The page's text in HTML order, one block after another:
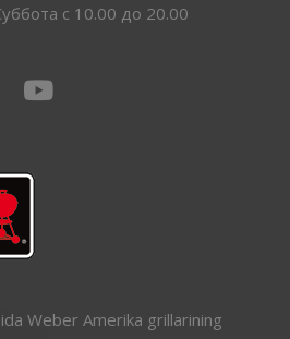
с 10.00 до 20.00
Weber Amerika grillarining